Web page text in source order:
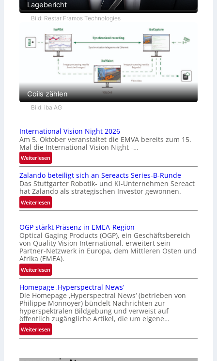
Lagebericht
Bild: Restar Framos Technologies
Coils zählen
Bild: iba AG
International Vision Night 2026
Am 5. Oktober veranstaltet die EMVA bereits zum 15.
Mal die International Vision Night -…
Weiterlesen:
I
n
t
e
r
n
t
i
o
n
l
V
i
s
i
o
n
Zalando beteiligt sich an Sereacts Series-B-Runde
Das Stuttgarter Robotik- und KI-Unternehmen Sereact
hat Zalando als strategischen Investor gewonnen.
Weiterlesen:
Z
l
a
n
d
o
b
e
t
e
i
i
g
s
OGP stärkt Präsenz in EMEA-Region
Optical Gaging Products (OGP), ein Geschäftsbereich
von Quality Vision International, erweitert sein
Partner-Netzwerk in Europa, dem Mittleren Osten und
Afrika (EMEA).
Weiterlesen:
O
G
P
s
t
ä
r
Homepage ‚Hyperspectral News‘
Die Homepage ‚Hyperspectral News‘ (betrieben von
Philippe Monnoyer) bündelt Nachrichten zur
hyperspektralen Bildgebung und verweist auf
öffentlich zugängliche Artikel, die um eigene…
Weiterlesen:
H
m